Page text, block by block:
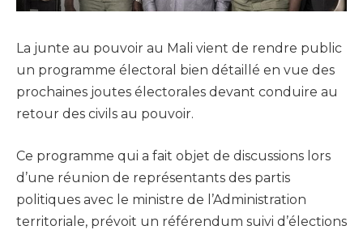
La junte au pouvoir au Mali vient de rendre public
un programme électoral bien détaillé en vue des
prochaines joutes électorales devant conduire au
retour des civils au pouvoir.
Ce programme qui a fait objet de discussions lors
d’une réunion de représentants des partis
politiques avec le ministre de l’Administration
territoriale, prévoit un référendum suivi d’élections